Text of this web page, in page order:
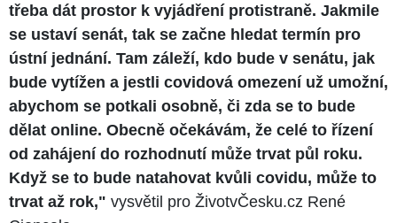
třeba dát prostor k vyjádření protistraně. Jakmile
se ustaví senát, tak se začne hledat termín pro
ústní jednání. Tam záleží, kdo bude v senátu, jak
bude vytížen a jestli covidová omezení už umožní,
abychom se potkali osobně, či zda se to bude
dělat online. Obecně očekávám, že celé to řízení
od zahájení do rozhodnutí může trvat půl roku.
Když se to bude natahovat kvůli covidu, může to
trvat až rok," vysvětil pro ŽivotvČesku.cz René